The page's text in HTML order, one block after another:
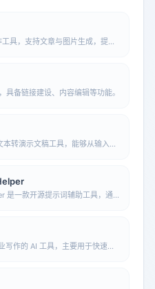
具，支持文章与图片生成，提供
具备链接建设、内容编辑等功能。
转演示文稿工具，能够从输入文
一款开源提示词辅助工具，通过
写作的 AI 工具，主要用于快速生